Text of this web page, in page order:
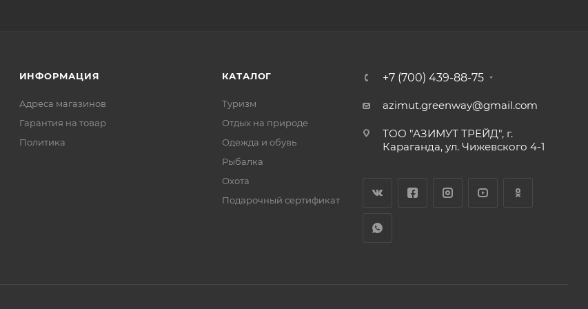
ИНФОРМАЦИЯ
Адреса магазинов
Гарантия на товар
Политика
КАТАЛОГ
Туризм
Отдых на природе
Одежда и обувь
Рыбалка
Охота
Подарочный сертификат
+7 (700) 439-88-75
azimut.greenway@gmail.com
ТОО "АЗИМУТ ТРЕЙД", г.
Караганда, ул. Чижевского 4-1